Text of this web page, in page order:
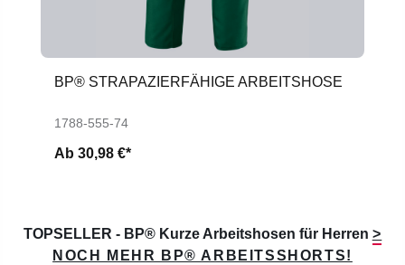
BP® STRAPAZIERFÄHIGE ARBEITSHOSE
1788-555-74
Ab 30,98 €*
TOPSELLER - BP® Kurze Arbeitshosen für Herren >
NOCH MEHR BP® ARBEITSSHORTS!